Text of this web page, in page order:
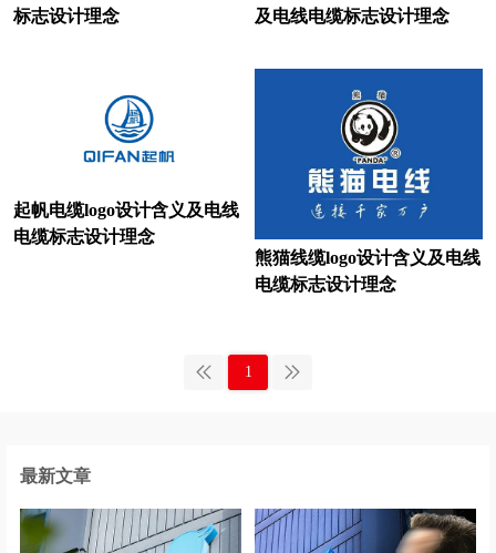
披萨logo设计 葡萄酒logo设计
培训机构logo设计 巧克力logo设计
清洁logo设计
汽车零部件logo设计 企业logo设计
乳制品logo设计 日化logo设计
润滑油logo设计
水果logo设计
生啤logo设计
石油公司logo设计 生物制品logo设计
标志设计理念
及电线电缆标志设计理念
起帆电缆logo设计含义及电线
电缆标志设计理念
熊猫线缆logo设计含义及电线
电缆标志设计理念
1
最新文章